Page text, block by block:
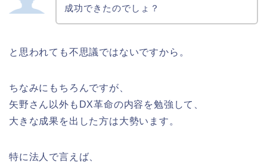
成功できたのでしょ？
と思われても不思議ではないですから。
ちなみにもちろんですが、
矢野さん以外もDX革命の内容を勉強して、
大きな成果を出した方は大勢います。
特に法人で言えば、